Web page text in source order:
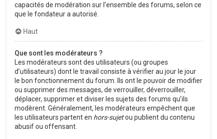
capacités de modération sur l’ensemble des forums, selon ce
que le fondateur a autorisé.
Haut
Que sont les modérateurs ?
Les modérateurs sont des utilisateurs (ou groupes
d’utilisateurs) dont le travail consiste à vérifier au jour le jour
le bon fonctionnement du forum. Ils ont le pouvoir de modifier
ou supprimer des messages, de verrouiller, déverrouiller,
déplacer, supprimer et diviser les sujets des forums qu’ils
modèrent. Généralement, les modérateurs empêchent que
les utilisateurs partent en hors-sujetou publient du contenu
abusif ou offensant.